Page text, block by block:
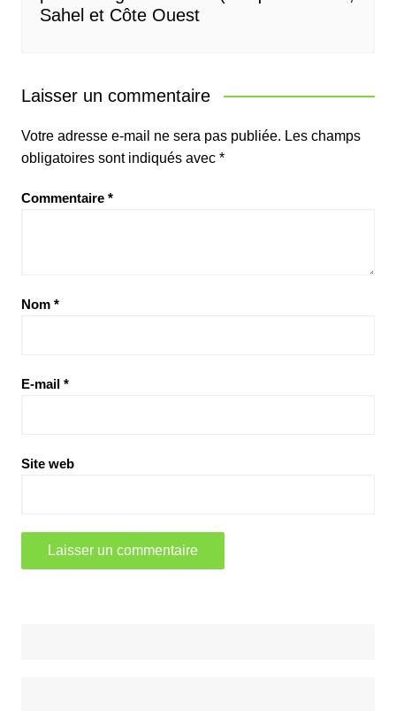
Sahel et Côte Ouest
Laisser un commentaire
Votre adresse e-mail ne sera pas publiée. Les champs
obligatoires sont indiqués avec *
Commentaire *
Nom *
E-mail *
Site web